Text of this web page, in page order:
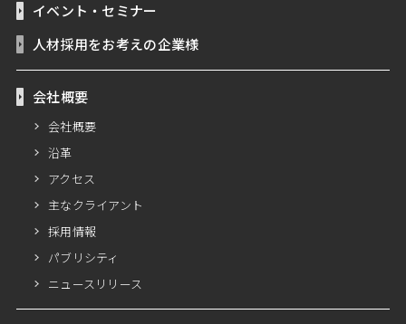
イベント・セミナー
人材採用をお考えの企業様
会社概要
会社概要
沿革
アクセス
主なクライアント
採用情報
パブリシティ
ニュースリリース